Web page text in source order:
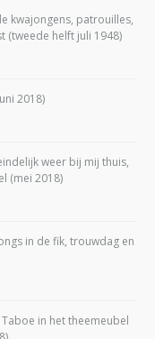
kwajongens, patrouilles,
(tweede helft juli 1948)
2018)
weer bij mij thuis,
(mei 2018)
in de fik, trouwdag en
in het theemeubel